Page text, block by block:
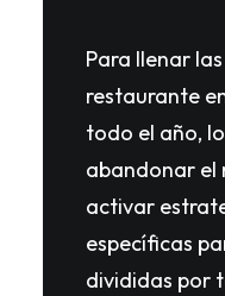
Para llenar
restaurante
todo el año,
abandonar el
activar
específicas
divididas por